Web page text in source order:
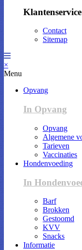
Klantenservice
Contact
Sitemap
×
Menu
Opvang
In Opvang
Opvang
Algemene
Tarieven
Vaccinaties
Hondenvoeding
In
Barf
Brokken
Gestoomd
KVV
Snacks
Informatie